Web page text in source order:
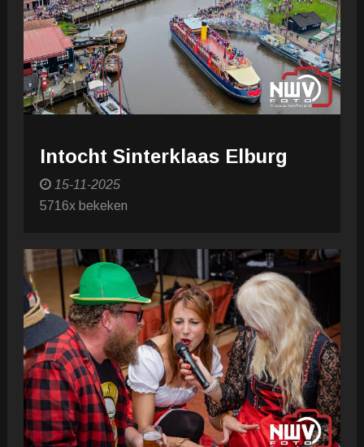
Intocht Sinterklaas Elburg
15-11-2025
5716x bekeken